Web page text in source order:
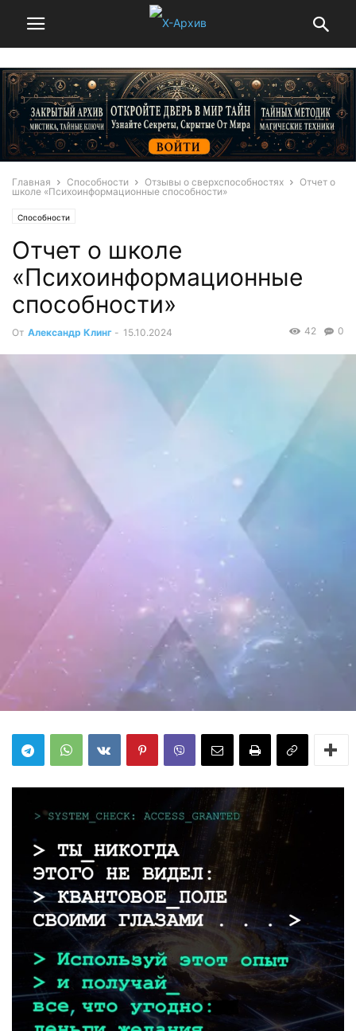
Главная Способности Отзывы о сверхспособностях
Отчет о
школе «Психоинформационные способности»
Способности
Отчет о школе
«Психоинформационные
способности»
От Александр Клинг - 15.10.2024 0
42